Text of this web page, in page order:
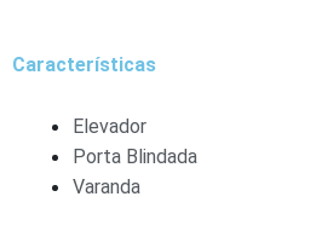
Características
Elevador
Porta Blindada
Varanda